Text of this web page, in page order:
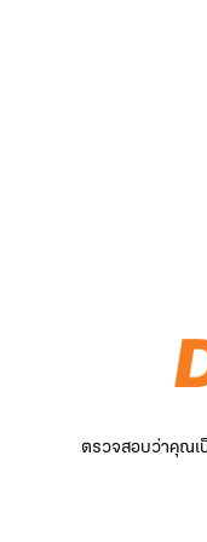
ตรวจสอบว่าคุณเ